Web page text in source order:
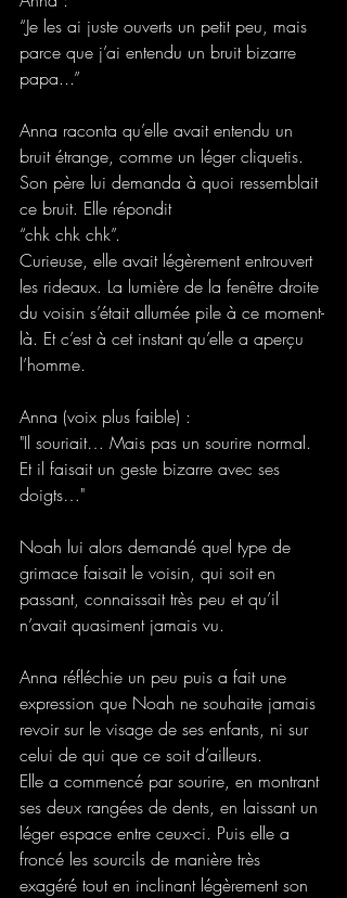
“Je les ai juste ouverts un petit peu, mais
parce que j’ai entendu un bruit bizarre
papa...”
Anna raconta qu’elle avait entendu un
bruit étrange, comme un léger cliquetis.
Son père lui demanda à quoi ressemblait
ce bruit. Elle répondit
“chk chk chk”.
Curieuse, elle avait légèrement entrouvert
les rideaux. La lumière de la fenêtre droite
du voisin s’était allumée pile à ce moment-
là. Et c’est à cet instant qu’elle a aperçu
l’homme.
Anna (voix plus faible) :
"Il souriait… Mais pas un sourire normal.
Et il faisait un geste bizarre avec ses
doigts…"
Noah lui alors demandé quel type de
grimace faisait le voisin, qui soit en
passant, connaissait très peu et qu’il
n’avait quasiment jamais vu.
Anna réfléchie un peu puis a fait une
expression que Noah ne souhaite jamais
revoir sur le visage de ses enfants, ni sur
celui de qui que ce soit d’ailleurs.
Elle a commencé par sourire, en montrant
ses deux rangées de dents, en laissant un
léger espace entre ceux-ci. Puis elle a
froncé les sourcils de manière très
exagéré tout en inclinant légèrement son